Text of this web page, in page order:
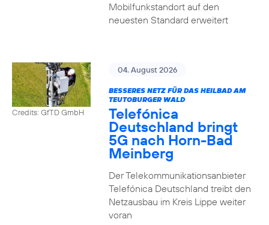
Mobilfunkstandort auf den
neuesten Standard erweitert
Credits: GfTD GmbH
04. August 2026
BESSERES NETZ FÜR DAS HEILBAD AM
TEUTOBURGER WALD
Telefónica
Deutschland bringt
5G nach Horn-Bad
Meinberg
Der Telekommunikationsanbieter
Telefónica Deutschland treibt den
Netzausbau im Kreis Lippe weiter
voran